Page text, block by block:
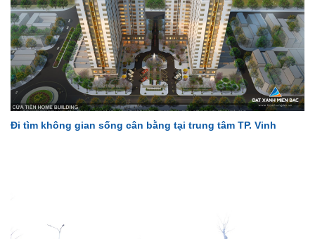
Đi tìm không gian sống cân bằng tại trung tâm TP. Vinh